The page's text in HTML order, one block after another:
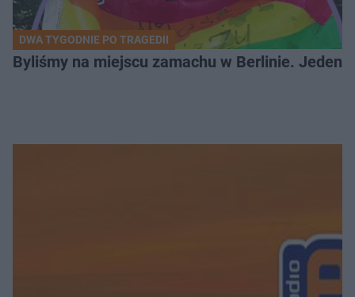
DWA TYGODNIE PO TRAGEDII
Byliśmy na miejscu zamachu w Berlinie. Jeden